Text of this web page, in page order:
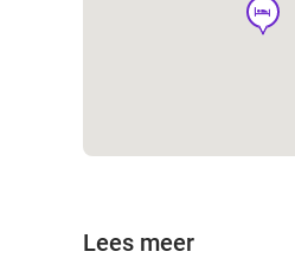
hotel
Lees meer